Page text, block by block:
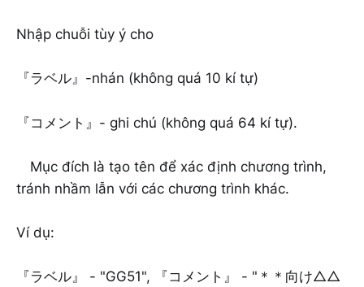
Nhập chuỗi tùy ý cho
『ラベル』-nhán (không quá 10 kí tự)
『コメント』- ghi chú (không quá 64 kí tự).
Mục đích là tạo tên để xác định chương trình,
tránh nhầm lẫn với các chương trình khác.
Ví dụ:
『ラベル』 - "GG51", 『コメント』 - "＊＊向け△△